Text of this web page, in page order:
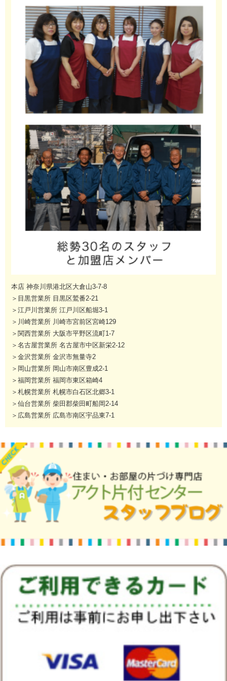
本店 神奈川県港北区大倉山3-7-8
＞目黒営業所 目黒区鷲番2-21
＞江戸川営業所 江戸川区船堀3-1
＞川崎営業所 川崎市宮前区宮崎129
＞関西営業所 大阪市平野区流町1-7
＞名古屋営業所 名古屋市中区新栄2-12
＞金沢営業所 金沢市無量寺2
＞岡山営業所 岡山市南区豊成2-1
＞福岡営業所 福岡市東区箱崎4
＞札幌営業所 札幌市白石区北郷3-1
＞仙台営業所 柴田郡柴田町船岡2-14
＞広島営業所 広島市南区宇品東7-1